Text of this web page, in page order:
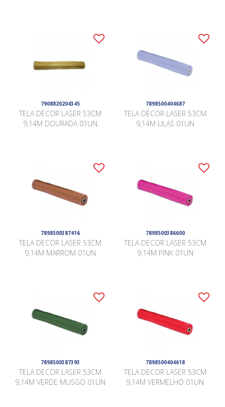
7908820204345
TELA DECOR LASER 53CM
9,14M DOURADA 01UN
7898500404687
TELA DECOR LASER 53CM
9,14M LILAS 01UN
7898500387416
TELA DECOR LASER 53CM
9,14M MARROM 01UN
7898500386600
TELA DECOR LASER 53CM
9,14M PINK 01UN
7898500387393
TELA DECOR LASER 53CM
9,14M VERDE MUSGO 01UN
7898500404618
TELA DECOR LASER 53CM
9,14M VERMELHO 01UN